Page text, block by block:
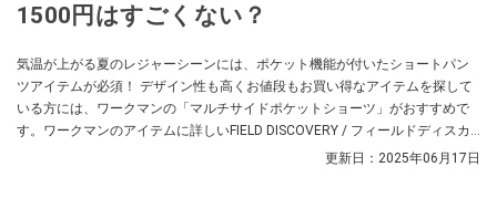
1500円はすごくない？
気温が上がる夏のレジャーシーンには、ポケット機能が付いたショートパン
ツアイテムが必須！ デザイン性も高くお値段もお買い得なアイテムを探して
いる方には、ワークマンの「マルチサイドポケットショーツ」がおすすめで
す。ワークマンのアイテムに詳しいFIELD DISCOVERY / フィールドディスカ
バリーさん曰く、お買い得ながら魅力が満載なんだとか！ ぜひチェックして
更新日： 2025年06月17日